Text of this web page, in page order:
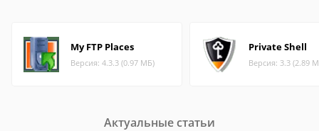
My FTP Places
Версия: 4.3.3 (0.97 МБ)
Private Shell
Версия: 3.3 (2.89
Актуальные статьи